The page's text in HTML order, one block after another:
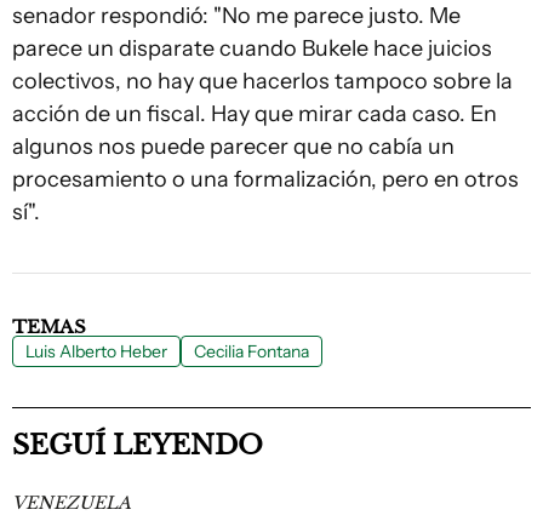
senador respondió: "No me parece justo. Me
parece un disparate cuando Bukele hace juicios
colectivos, no hay que hacerlos tampoco sobre la
acción de un fiscal. Hay que mirar cada caso. En
algunos nos puede parecer que no cabía un
procesamiento o una formalización, pero en otros
sí".
TEMAS
Luis Alberto Heber Cecilia Fontana
SEGUÍ LEYENDO
VENEZUELA